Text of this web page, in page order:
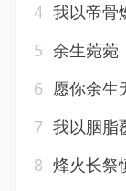
4 我以帝骨
5 余生菀菀
6 愿你余生
7 我以胭脂
8 烽火长祭